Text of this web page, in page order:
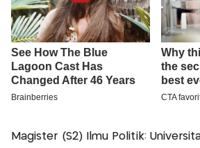
Magister (S2) Ilmu Politik: